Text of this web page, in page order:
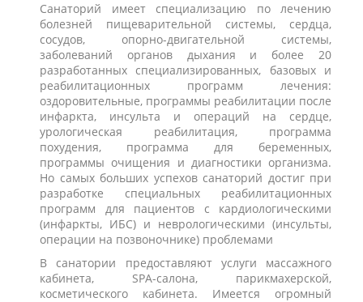
Санаторий имеет специализацию по лечению
болезней пищеварительной системы, сердца,
сосудов, опорно-двигательной системы,
заболеваний органов дыхания и более 20
разработанных специализированных, базовых и
реабилитационных программ лечения:
оздоровительные, программы реабилитации после
инфаркта, инсульта и операций на сердце,
урологическая реабилитация, программа
похудения, программа для беременных,
программы очищения и диагностики организма.
Но самых больших успехов санаторий достиг при
разработке специальных реабилитационных
программ для пациентов с кардиологическими
(инфаркты, ИБС) и неврологическими (инсульты,
операции на позвоночнике) проблемами
В санатории предоставляют услуги массажного
кабинета, SPA-салона, парикмахерской,
косметического кабинета. Имеется огромный